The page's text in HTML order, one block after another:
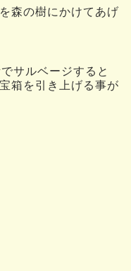
森の樹にかけてあげ
サルベージすると
箱を引き上げる事が